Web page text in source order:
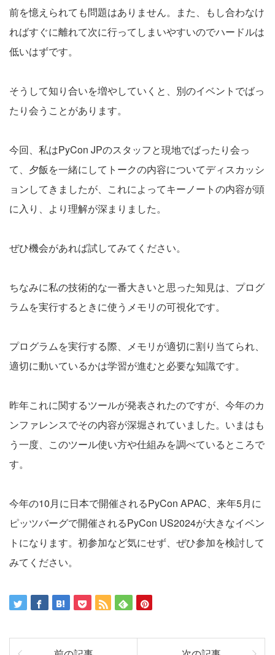
前を憶えられても問題はありません。また、もし合わなけ
ればすぐに離れて次に行ってしまいやすいのでハードルは
低いはずです。
そうして知り合いを増やしていくと、別のイベントでばっ
たり会うことがあります。
今回、私はPyCon JPのスタッフと現地でばったり会っ
て、夕飯を一緒にしてトークの内容についてディスカッシ
ョンしてきましたが、これによってキーノートの内容が頭
に入り、より理解が深まりました。
ぜひ機会があれば試してみてください。
ちなみに私の技術的な一番大きいと思った知見は、プログ
ラムを実行するときに使うメモリの可視化です。
プログラムを実行する際、メモリが適切に割り当てられ、
適切に動いているかは学習が進むと必要な知識です。
昨年これに関するツールが発表されたのですが、今年のカ
ンファレンスでその内容が深堀されていました。いまはも
う一度、このツール使い方や仕組みを調べているところで
す。
今年の10月に日本で開催されるPyCon APAC、来年5月に
ピッツバーグで開催されるPyCon US2024が大きなイベン
トになります。初参加など気にせず、ぜひ参加を検討して
みてください。